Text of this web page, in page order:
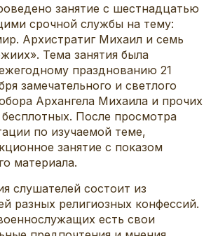
занятие с шестнадцатью
срочной службы на тему:
Архистратиг Михаил и семь
Тема занятия была
празднованию 21
замечательного и светлого
Архангела Михаила и прочих
После просмотра
по изучаемой теме,
занятие с показом
материала.
слушателей состоит из
разных религиозных конфессий.
есть свои